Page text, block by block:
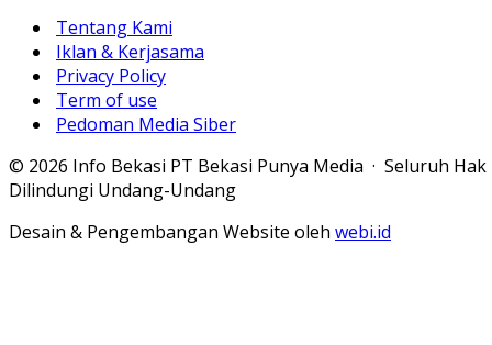
Tentang Kami
Iklan & Kerjasama
Privacy Policy
Term of use
Pedoman Media Siber
© 2026 Info Bekasi PT Bekasi Punya Media · Seluruh Hak
Dilindungi Undang-Undang
Desain & Pengembangan Website oleh webi.id